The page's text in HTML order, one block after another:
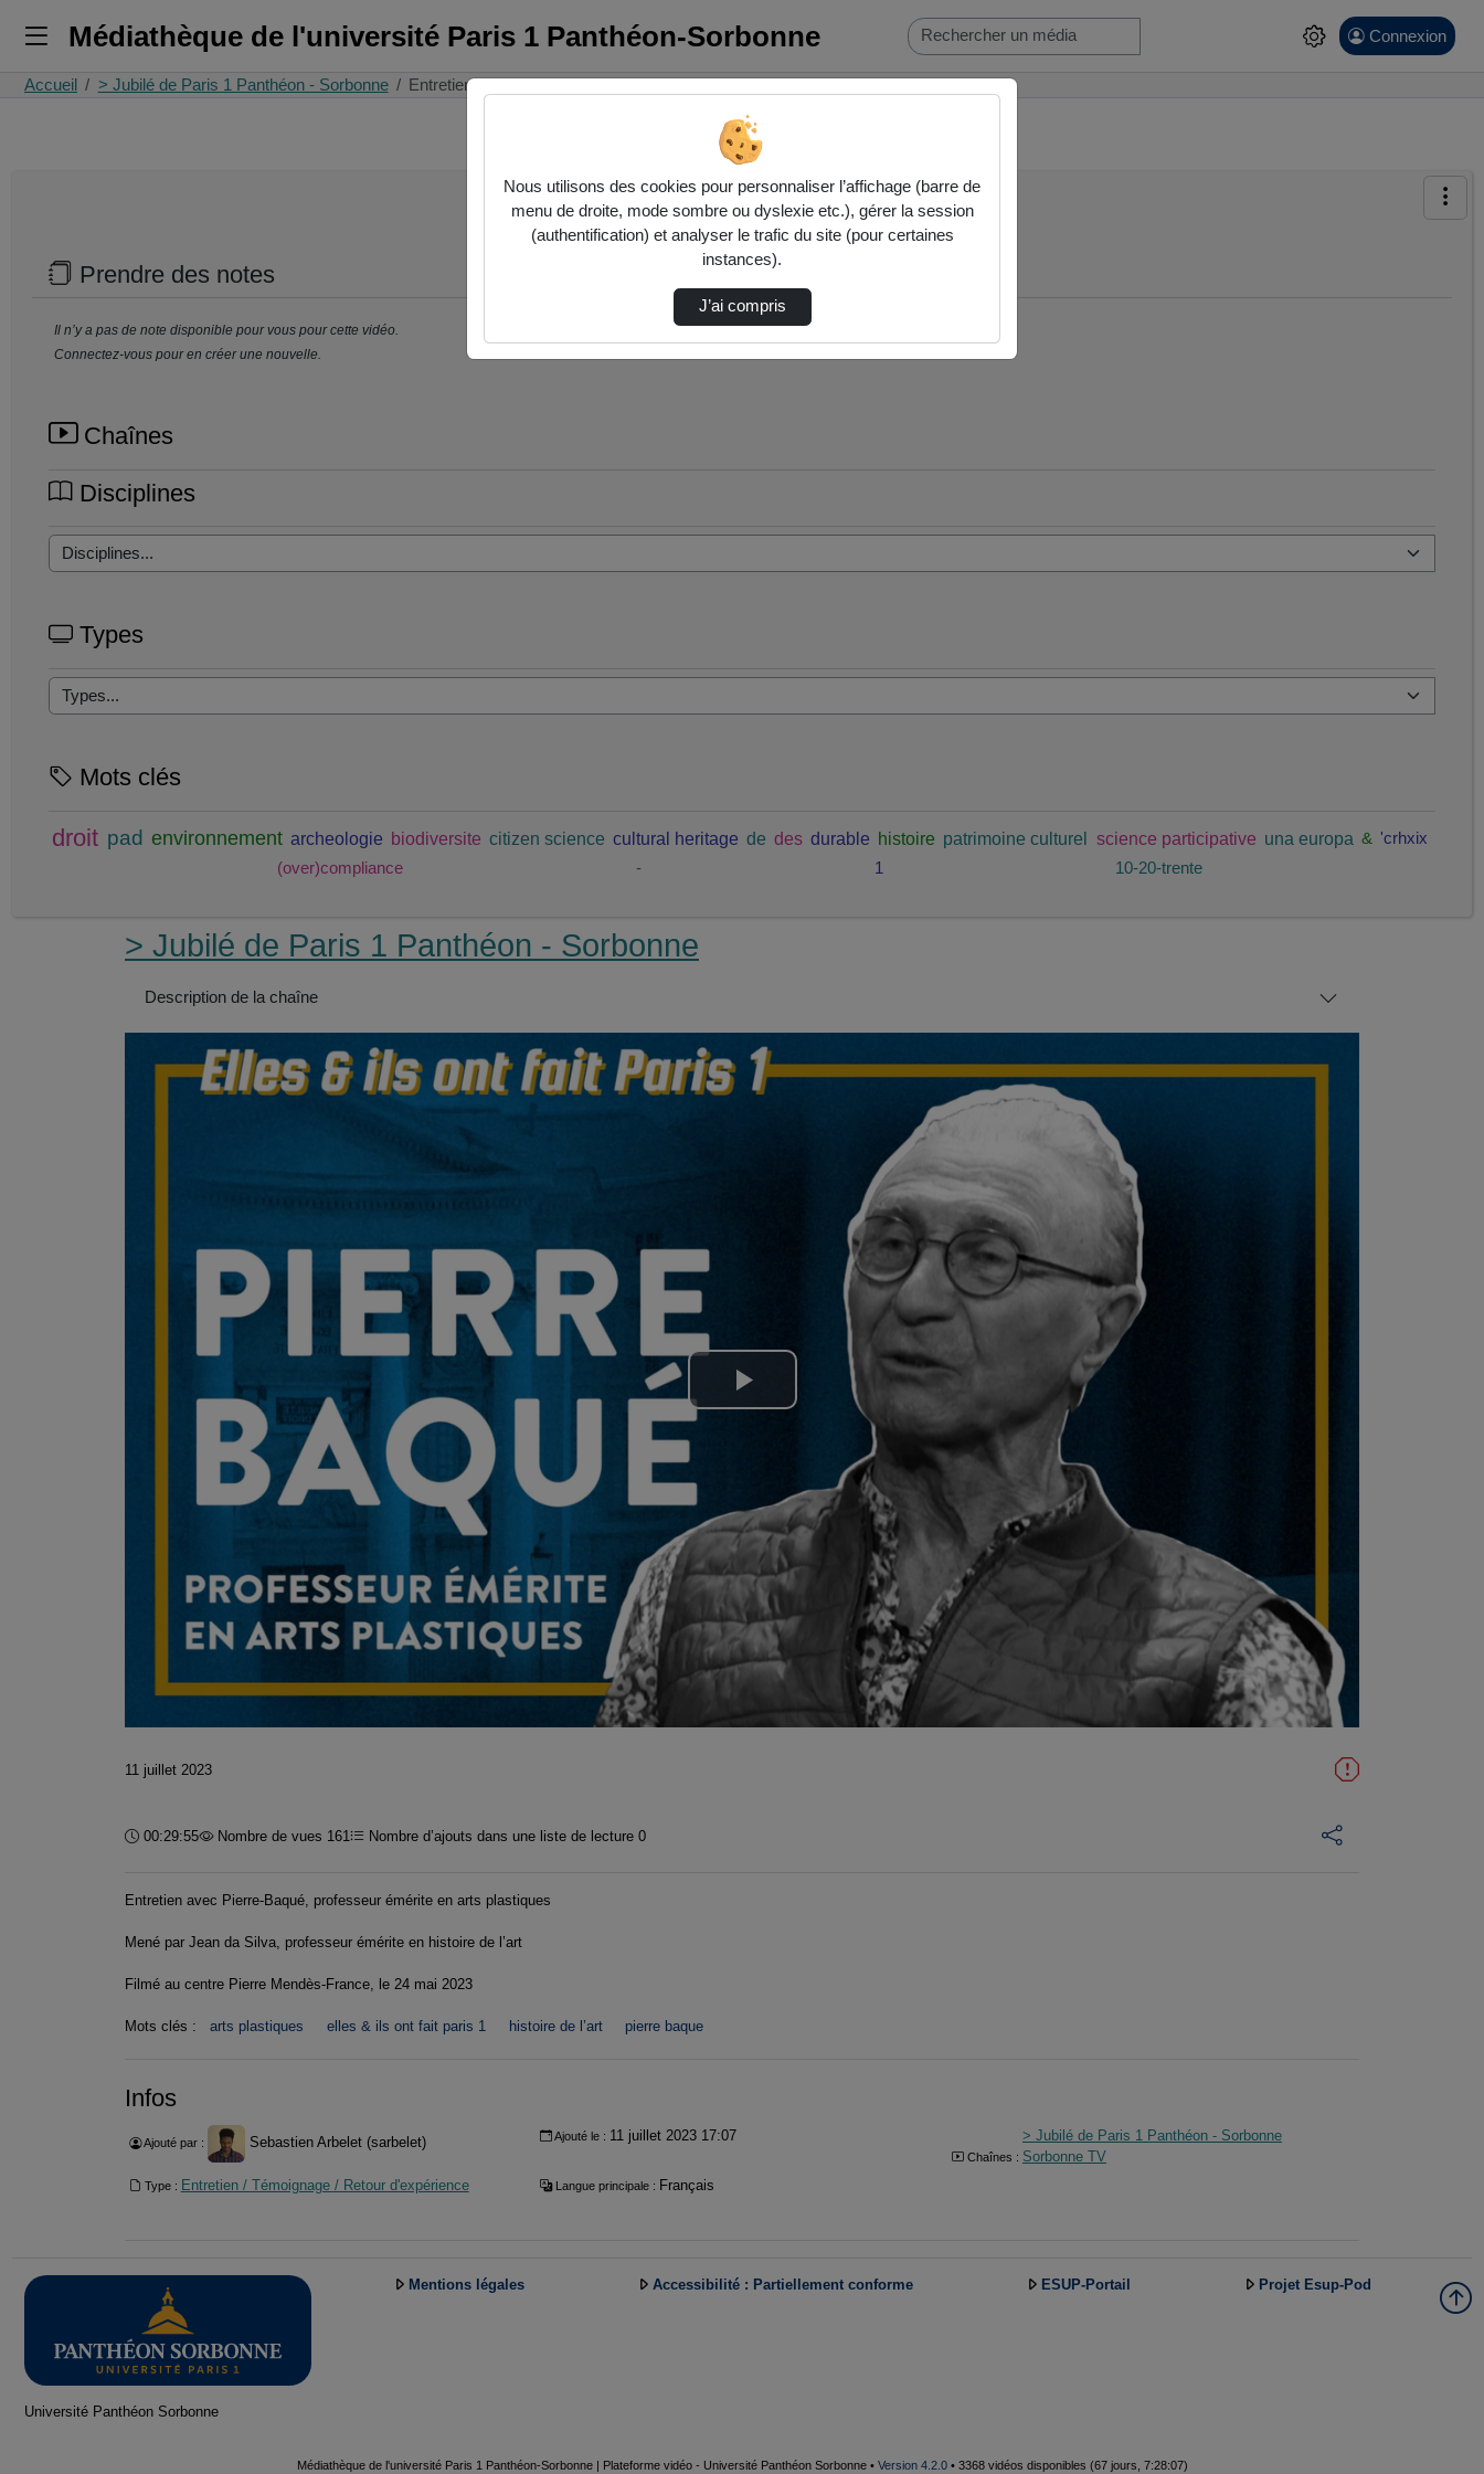
Médiathèque de l'université Paris 1 Panthéon-Sorbonne Connexion
Accueil > Jubilé de Paris 1 Panthéon - Sorbonne Entretien Avec Pierre-Baqué
Prendre des notes
Il n’y a pas de note disponible pour vous pour cette vidéo.
Connectez-vous pour en créer une nouvelle.
Chaînes
Disciplines
Types
Mots clés
droit pad environnement archeologie biodiversite citizen science cultural heritage de des durable histoire patrimoine culturel science participative una europa & 'crhxix
(over)compliance
- 1 10-20-trente
> Jubilé de Paris 1 Panthéon - Sorbonne
Description de la chaîne
Lire
vidéo
11 juillet 2023
Durée :
00:29:55 Nombre de vues 161 Nombre d’ajouts dans une liste de lecture 0
Entretien avec Pierre-Baqué, professeur émérite en arts plastiques
Mené par Jean da Silva, professeur émérite en histoire de l’art
Filmé au centre Pierre Mendès-France, le 24 mai 2023
Mots clés : arts plastiques elles & ils ont fait paris 1 histoire de l’art pierre baque
Infos
Ajouté par : Sebastien Arbelet (sarbelet) Ajouté le : 11 juillet 2023 17:07
Chaînes :
> Jubilé de Paris 1 Panthéon - Sorbonne
Sorbonne TV
Type : Entretien / Témoignage / Retour d'expérience Langue principale : Français
Université Panthéon Sorbonne
Mentions légales Accessibilité : Partiellement conforme ESUP-Portail Projet Esup-Pod
Médiathèque de l'université Paris 1 Panthéon-Sorbonne | Plateforme vidéo - Université Panthéon Sorbonne • Version 4.2.0• 3368 vidéos disponibles (67 jours, 7:28:07)
Nous utilisons des cookies pour personnaliser l’affichage (barre de
menu de droite, mode sombre ou dyslexie etc.), gérer la session
(authentification) et analyser le trafic du site (pour certaines
instances).
J’ai compris